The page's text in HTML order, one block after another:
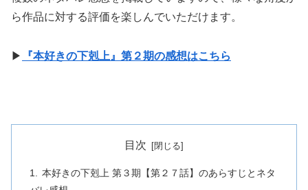
ら作品に対する評価を楽しんでいただけます。
▶ 『本好きの下剋上』第２期の感想はこちら
目次
本好きの下剋上 第３期【第２７話】のあらすじとネタ